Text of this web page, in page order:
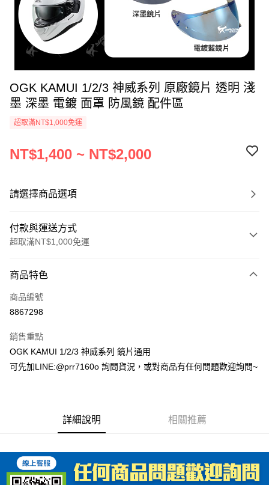
OGK KAMUI 1/2/3 神威系列 原廠鏡片 透明 淺
墨 深墨 電鍍 面罩 防風鏡 配件區
超取滿NT$1,000免運
NT$1,400 ~ NT$2,000
請選擇商品選項
付款與運送方式
超取滿NT$1,000免運
信用卡一次付款
超商取貨付款
ATM付款
每筆NT$60，滿NT$1,000(含以上)免運費
7-11取貨付款(安全帽一頂以上請選宅配)
每筆NT$60，滿NT$1,000(含以上)免運費
宅配
商品特色
商品編號
8867298
銷售重點
OGK KAMUI 1/2/3 神威系列 鏡片通用
可先加LINE:@prr7160o 詢問貨況，或對商品有任何問題歡迎詢問~
詳細說明 相關推薦